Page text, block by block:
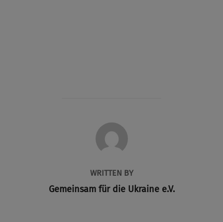
POST AUTHOR
WRITTEN BY
Gemeinsam für die Ukraine e.V.